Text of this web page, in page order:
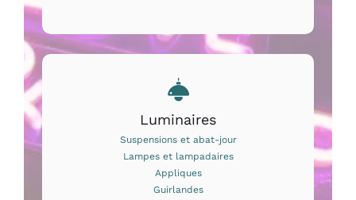
Luminaires
Suspensions et abat-jour
Lampes et lampadaires
Appliques
Guirlandes